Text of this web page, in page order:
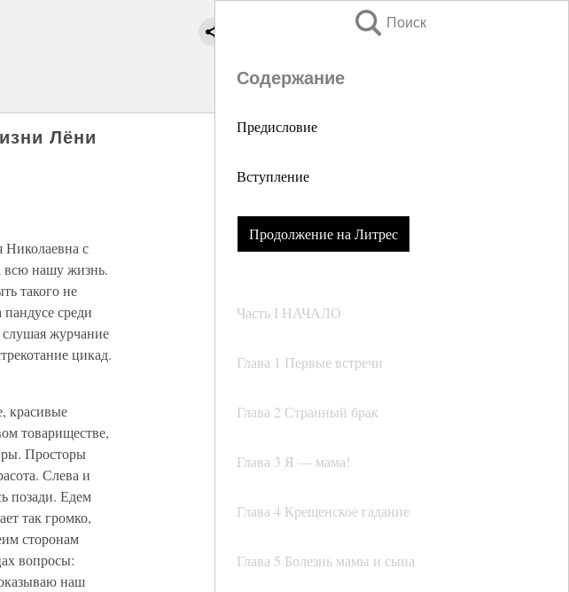
Поиск
Содержание
Предисловие
Вступление
Продолжение на Литрес
Часть I НАЧАЛО
Глава 1 Первые встречи
Глава 2 Странный брак
Глава 3 Я — мама!
Глава 4 Крещенское гадание
Глава 5 Болезнь мамы и сына
Лёни
с
всю нашу жизнь.
такого не
среди
журчание
цикад.
красивые
товариществе,
Просторы
Слева и
позади. Едем
так громко,
сторонам
вопросы:
наш